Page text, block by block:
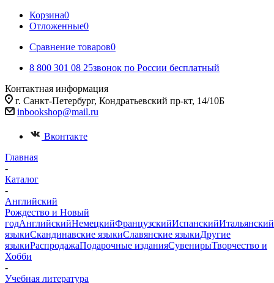
Корзина0
Отложенные0
Сравнение товаров0
8 800 301 08 25звонок по России бесплатный
Контактная информация
г. Санкт-Петербург, Кондратьевский пр-кт, 14/10Б
inbookshop@mail.ru
Вконтакте
Главная
-
Каталог
-
Английский
Рождество и Новый
годАнглийскийНемецкийФранцузскийИспанскийИтальянский
языкиСкандинавские языкиСлавянские языкиДругие
языкиРаспродажаПодарочные изданияСувенирыТворчество и
Хобби
-
Учебная литература